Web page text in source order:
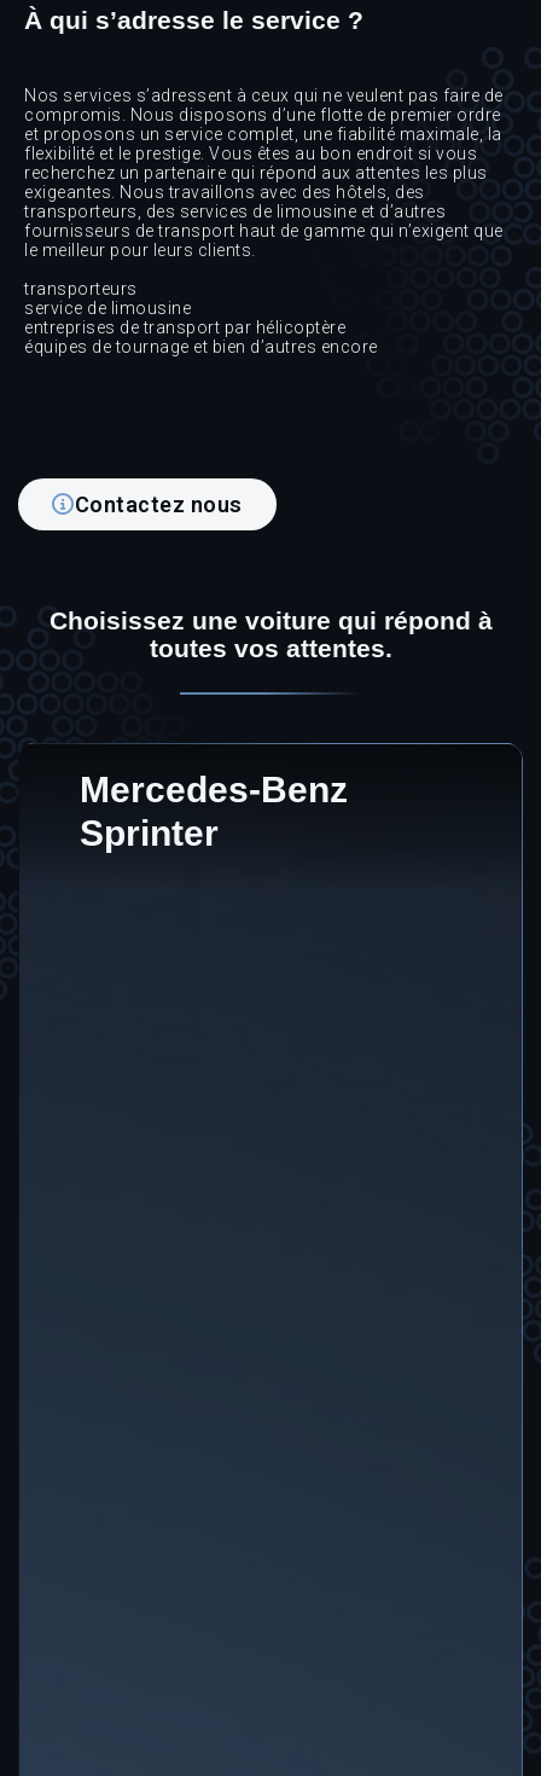
À qui s’adresse le service ?
Nos services s’adressent à ceux qui ne veulent pas faire de
compromis. Nous disposons d’une flotte de premier ordre
et proposons un service complet, une fiabilité maximale, la
flexibilité et le prestige. Vous êtes au bon endroit si vous
recherchez un partenaire qui répond aux attentes les plus
exigeantes. Nous travaillons avec des hôtels, des
transporteurs, des services de limousine et d’autres
fournisseurs de transport haut de gamme qui n’exigent que
le meilleur pour leurs clients.
transporteurs
service de limousine
entreprises de transport par hélicoptère
équipes de tournage et bien d’autres encore
Contactez nous
Choisissez une voiture qui répond à
toutes vos attentes.
Mercedes-Benz
Sprinter